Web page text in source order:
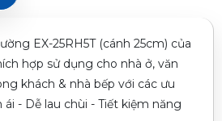
EX-25RH5T (cánh 25cm) của
hợp sử dụng cho nhà ở, văn
khách & nhà bếp với các ưu
- Dễ lau chùi - Tiết kiệm năng